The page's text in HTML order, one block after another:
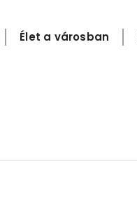
Élet a városban